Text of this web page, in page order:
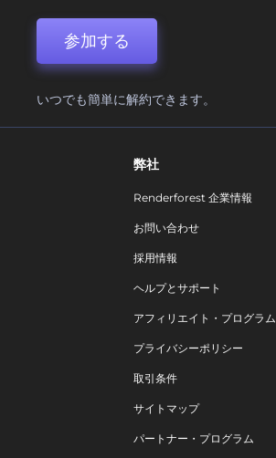
参加する
いつでも簡単に解約できます。
弊社
Renderforest 企業情報
お問い合わせ
採用情報
ヘルプとサポート
アフィリエイト・プログラム
プライバシーポリシー
取引条件
サイトマップ
パートナー・プログラム